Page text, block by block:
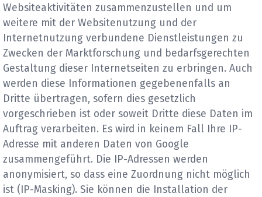
Websiteaktivitäten zusammenzustellen und um
weitere mit der Websitenutzung und der
Internetnutzung verbundene Dienstleistungen zu
Zwecken der Marktforschung und bedarfsgerechten
Gestaltung dieser Internetseiten zu erbringen. Auch
werden diese Informationen gegebenenfalls an
Dritte übertragen, sofern dies gesetzlich
vorgeschrieben ist oder soweit Dritte diese Daten im
Auftrag verarbeiten. Es wird in keinem Fall Ihre IP-
Adresse mit anderen Daten von Google
zusammengeführt. Die IP-Adressen werden
anonymisiert, so dass eine Zuordnung nicht möglich
ist (IP-Masking). Sie können die Installation der